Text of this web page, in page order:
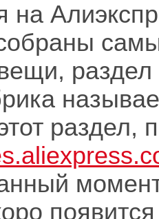
на
раздел
раздел,